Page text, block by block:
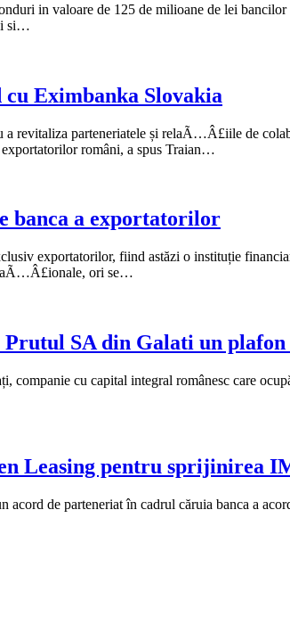
in valoare de 125 de milioane de lei
si…
Eximbanka Slovakia
a revitaliza parteneriatele și relaÃ…Â£iile de
exportatorilor români, a spus Traian…
banca a exportatorilor
exportatorilor, fiind astăzi o instituție
ori se…
SA din Galati un
companie cu capital integral românesc care
Leasing pentru sprijinirea
de parteneriat în cadrul căruia banca a